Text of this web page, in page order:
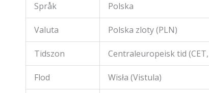
Språk Polska
Valuta Polska zloty (PLN)
Tidszon Centraleuropeisk tid
Flod Wisła (Vistula)